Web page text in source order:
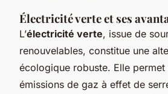
Électricité verte et ses
L’électricité verte, issue de
renouvelables, constitue une
écologique robuste. Elle
émissions de gaz à effet de